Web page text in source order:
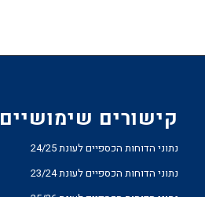
קישורים שימושיים
נתוני הדוחות הכספיים לעונת 24/25
נתוני הדוחות הכספיים לעונת 23/24